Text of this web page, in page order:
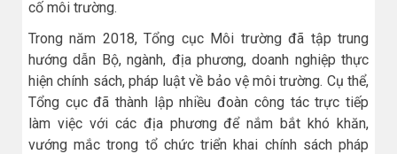
cố môi trường.
Trong năm 2018, Tổng cục Môi trường đã tập trung
hướng dẫn Bộ, ngành, địa phương, doanh nghiệp thực
hiện chính sách, pháp luật về bảo vệ môi trường. Cụ thể,
Tổng cục đã thành lập nhiều đoàn công tác trực tiếp
làm việc với các địa phương để nắm bắt khó khăn,
vướng mắc trong tổ chức triển khai chính sách pháp